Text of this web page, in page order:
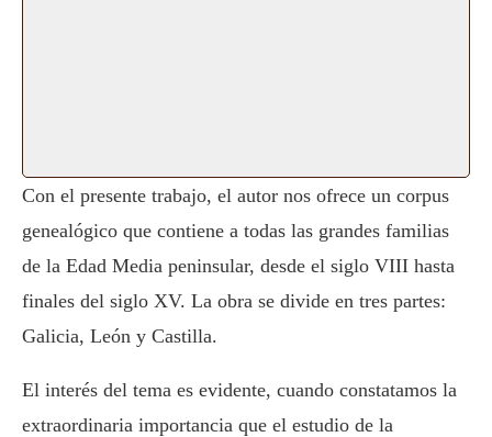
Con el presente trabajo, el autor nos ofrece un corpus
genealógico que contiene a todas las grandes familias
de la Edad Media peninsular, desde el siglo VIII hasta
finales del siglo XV. La obra se divide en tres partes:
Galicia, León y Castilla.
El interés del tema es evidente, cuando constatamos la
extraordinaria importancia que el estudio de la